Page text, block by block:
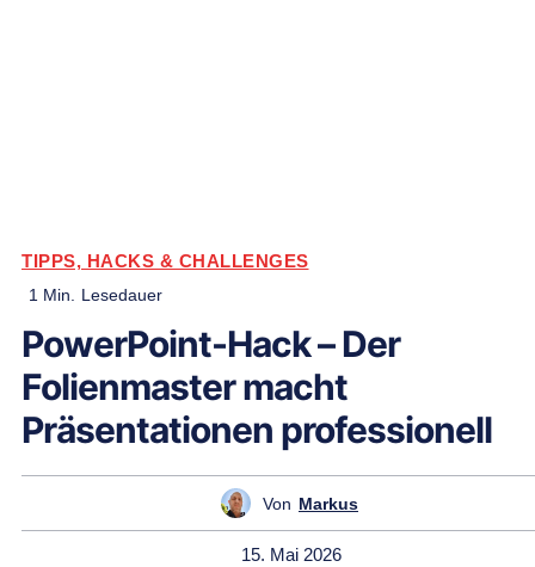
TIPPS, HACKS & CHALLENGES
1 Min. Lesedauer
PowerPoint-Hack – Der
Folienmaster macht
Präsentationen professionell
Von Markus
15. Mai 2026